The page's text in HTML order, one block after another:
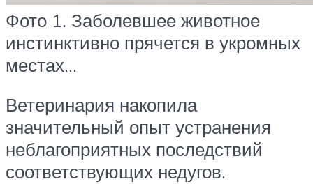
Фото 1. Заболевшее животное
инстинктивно прячется в укромных
местах…
Ветеринария накопила
значительный опыт устранения
неблагоприятных последствий
соответствующих недугов.